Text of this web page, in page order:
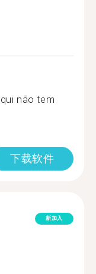
não tem
下载软件
新加入